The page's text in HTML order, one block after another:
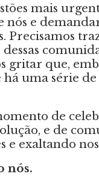
mais
e
Precisamos
gritar que,
uma série
de
e de
e exaltando
nós.